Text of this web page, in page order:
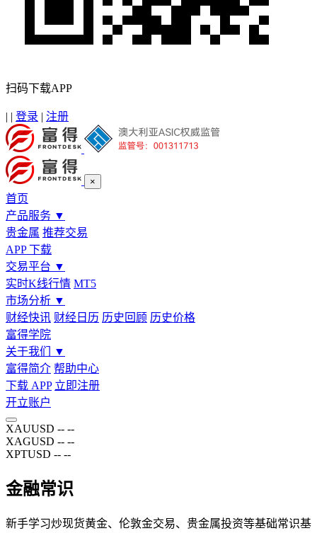
扫码下载APP
| | 登录 | 注册
×
首页
产品服务 ▼
贵金属 推荐交易
APP 下载
交易平台 ▼
实时K线行情 MT5
市场分析 ▼
财经快讯 财经日历 历史回顾 历史价格
富得学院
关于我们
▼
富得简介 帮助中心
下载 APP 立即注册
开立账户
XAUUSD -- --
XAGUSD -- --
XPTUSD -- --
金融常识
新手学习炒现货黄金、伦敦金交易、贵金属投资等基础常识基